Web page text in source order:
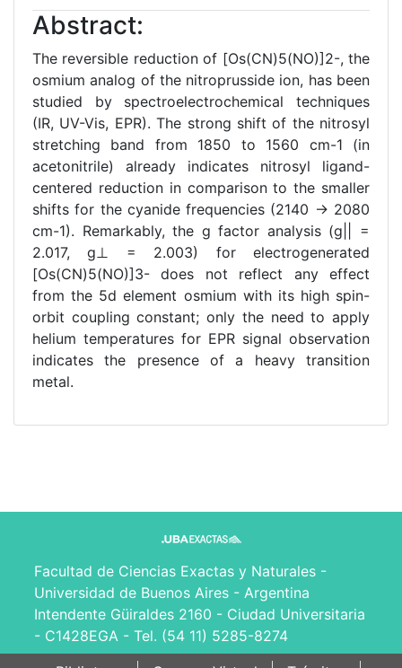
Abstract:
The reversible reduction of [Os(CN)5(NO)]2-, the
osmium analog of the nitroprusside ion, has been
studied by spectroelectrochemical techniques
(IR, UV-Vis, EPR). The strong shift of the nitrosyl
stretching band from 1850 to 1560 cm-1 (in
acetonitrile) already indicates nitrosyl ligand-
centered reduction in comparison to the smaller
shifts for the cyanide frequencies (2140 → 2080
cm-1). Remarkably, the g factor analysis (g|| =
2.017, g⊥ = 2.003) for electrogenerated
[Os(CN)5(NO)]3- does not reflect any effect
from the 5d element osmium with its high spin-
orbit coupling constant; only the need to apply
helium temperatures for EPR signal observation
indicates the presence of a heavy transition
metal.
Facultad de Ciencias Exactas y Naturales -
Universidad de Buenos Aires - Argentina
Intendente Güiraldes 2160 - Ciudad Universitaria
- C1428EGA - Tel. (54 11) 5285-8274